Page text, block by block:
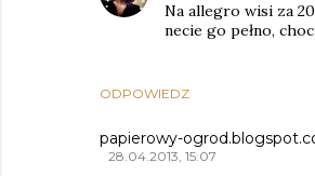
ODPOWIEDZ
Na allegro wisi za
necie go pełno,
papierowy-
28.04.2013, 15:07